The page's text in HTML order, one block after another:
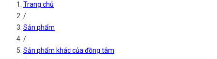
Trang chủ
/
Sản phẩm
/
Sản phẩm khác của đồng tâm